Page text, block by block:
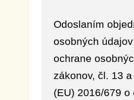
Odoslaním
osobných
ochrane
zákonov, čl. 13
(EU) 2016/679